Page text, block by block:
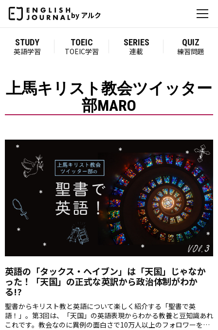
by アルク
STUDY
英語学習
TOEIC
TOEIC学習
SERIES
連載
QUIZ
練習問題
上馬キリスト教会ツイッター
部MARO
英語の「タックス・ヘイブン」は「天国」じゃなか
った！「天国」の正式な英訳から政治体制がわか
る!?
聖書からキリスト教と英語について楽しく紹介する「聖書で英
語！」。第3回は、「天国」の英語表現からわかる教養と豆知識あれ
これです。教会なのに異例の面白さで10万人以上のフォロワーを獲